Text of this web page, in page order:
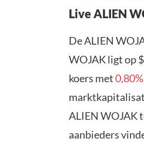
Live ALIEN
De ALIEN
WOJAK ligt op
koers met0,80%
ALIEN WOJAK
aanbieders